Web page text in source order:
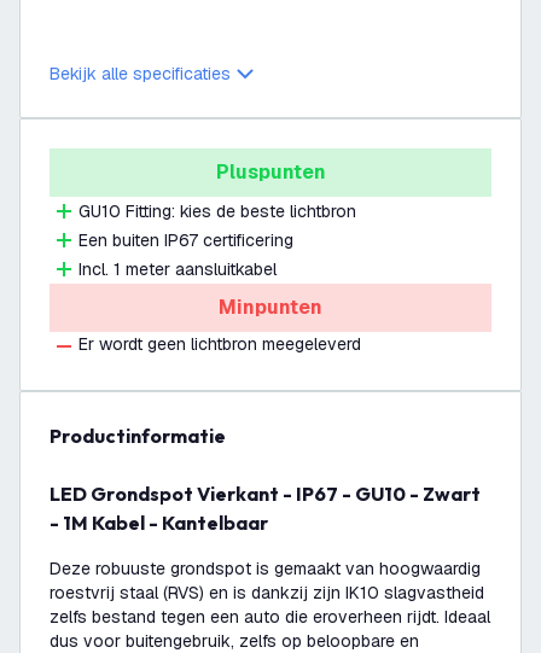
Bekijk alle specificaties
Pluspunten
GU10 Fitting: kies de beste lichtbron
Een buiten IP67 certificering
Incl. 1 meter aansluitkabel
Minpunten
Er wordt geen lichtbron meegeleverd
productinformatie
LED Grondspot Vierkant - IP67 - GU10 - Zwart
- 1M Kabel - Kantelbaar
Deze robuuste grondspot is gemaakt van hoogwaardig
roestvrij staal (RVS) en is dankzij zijn IK10 slagvastheid
zelfs bestand tegen een auto die eroverheen rijdt. Ideaal
dus voor buitengebruik, zelfs op beloopbare en